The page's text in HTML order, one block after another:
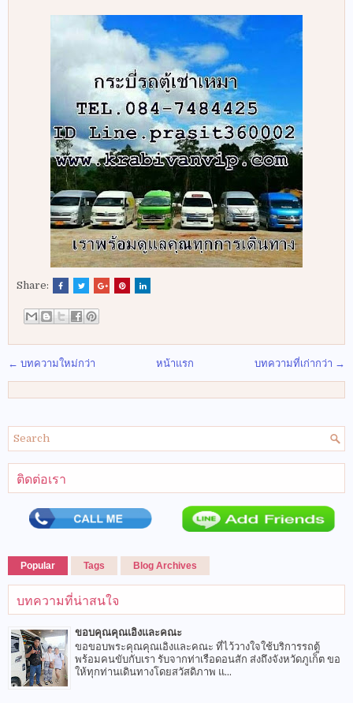
Share:
← บทความใหม่กว่า บทความที่เก่ากว่า →
หน้าแรก
ติดต่อเรา
Popular Tags Blog Archives
บทความที่น่าสนใจ
ขอบคุณคุณเอิงและคณะ
ขอขอบพระคุณคุณเอิงและคณะ ที่ไว้วางใจใช้บริการรถตู้
พร้อมคนขับกับเรา รับจากท่าเรือดอนสัก ส่งถึงจังหวัดภูเก็ต ขอ
ให้ทุกท่านเดินทางโดยสวัสดิภาพ แ...